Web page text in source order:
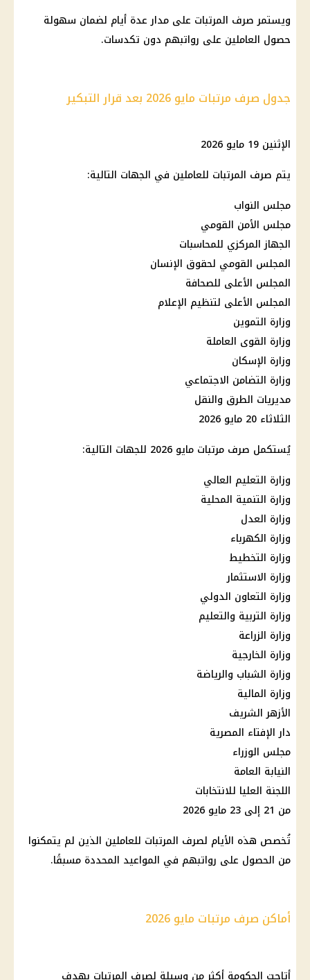
ويستمر صرف المرتبات على مدار عدة أيام لضمان سهولة
حصول العاملين على رواتبهم دون تكدسات.
جدول صرف مرتبات مايو 2026 بعد قرار التبكير
الإثنين 19 مايو 2026
يتم صرف المرتبات للعاملين في الجهات التالية:
مجلس النواب
مجلس الأمن القومي
الجهاز المركزي للمحاسبات
المجلس القومي لحقوق الإنسان
المجلس الأعلى للصحافة
المجلس الأعلى لتنظيم الإعلام
وزارة التموين
وزارة القوى العاملة
وزارة الإسكان
وزارة التضامن الاجتماعي
مديريات الطرق والنقل
الثلاثاء 20 مايو 2026
يُستكمل صرف مرتبات مايو 2026
للجهات التالية:
وزارة التعليم العالي
وزارة التنمية المحلية
وزارة العدل
وزارة الكهرباء
وزارة التخطيط
وزارة الاستثمار
وزارة التعاون الدولي
وزارة التربية والتعليم
وزارة الزراعة
وزارة الخارجية
وزارة الشباب والرياضة
وزارة المالية
الأزهر الشريف
دارالإفتاء المصرية
مجلس الوزراء
النيابة العامة
اللجنة العليا للانتخابات
من 21 إلى 23 مايو 2026
تُخصص هذه الأيام لصرف المرتبات للعاملين الذين لم يتمكنوا
من الحصول على رواتبهم في المواعيد المحددة مسبقًا.
أماكن صرف مرتبات مايو 2026
أتاحت الحكومة أكثر من وسيلة لصرف المرتبات بهدف